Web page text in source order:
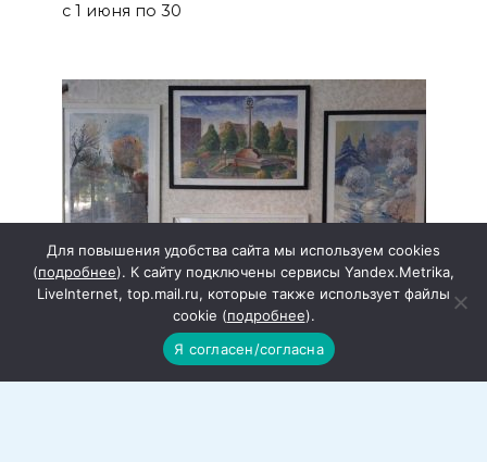
с 1 июня по 30
В гармонии с окружающим миром: В
Для повышения удобства сайта мы используем cookies
(подробнее). К сайту подключены сервисы Yandex.Metrika,
LiveInternet, top.mail.ru, которые также использует файлы
cookie (подробнее).
Я согласен/согласна